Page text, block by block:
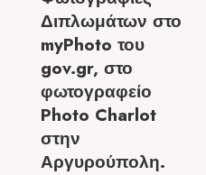
Διπλωμάτων στο
myPhoto του
gov.gr, στο
φωτογραφείο
Photo Charlot
στην
Αργυρούπολη.